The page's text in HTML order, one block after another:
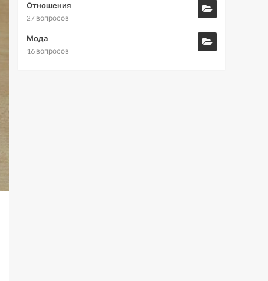
Отношения
27 вопросов
Мода
16 вопросов